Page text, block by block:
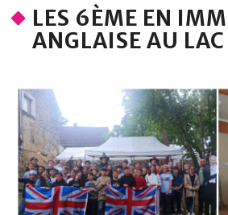
LES 6ÈME EN
ANGLAISE AU